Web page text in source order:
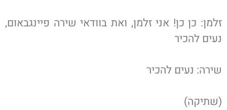
זלמן: כן כן! אני זלמן, ואת בוודאי שירה פיינגבאום,
נעים להכיר
שירה: נעים להכיר
(שתיקה)